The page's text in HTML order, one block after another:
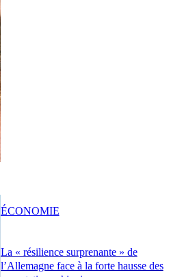
La « résilience surprenante » de
l’Allemagne face à la forte hausse des
ÉCONOMIE